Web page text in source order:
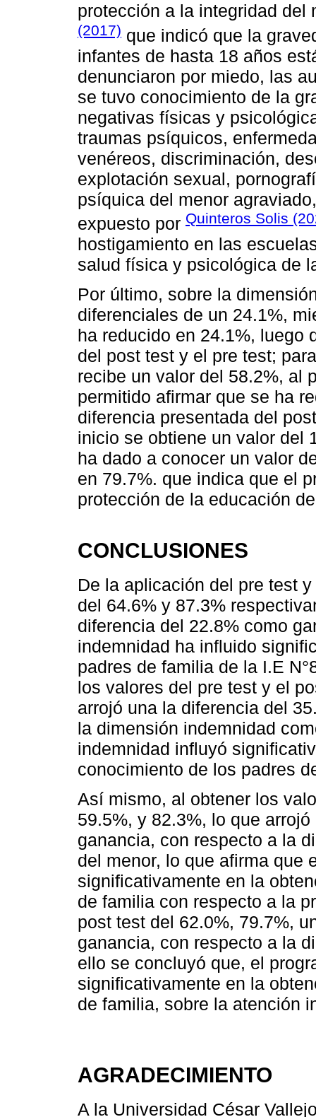
protección a la integridad
(2017) que indicó que la
infantes de hasta 18 años
denunciaron por miedo, las
se tuvo conocimiento de la
negativas físicas y
traumas psíquicos,
venéreos, discriminación,
explotación sexual,
psíquica del menor
expuesto por Quinteros Solis
hostigamiento en las
salud física y psicológica de
Por último, sobre la
diferenciales de un 24.1%,
ha reducido en 24.1%, luego
del post test y el pre test;
recibe un valor del 58.2%, al
permitido afirmar que se ha
diferencia presentada del
inicio se obtiene un valor del
ha dado a conocer un valor
en 79.7%. que indica que el
protección de la educación
CONCLUSIONES
De la aplicación del pre test
del 64.6% y 87.3%
diferencia del 22.8% como
indemnidad ha influido
padres de familia de la I.E
los valores del pre test y el
arrojó una la diferencia del
la dimensión indemnidad
indemnidad influyó
conocimiento de los padres
Así mismo, al obtener los
59.5%, y 82.3%, lo que
ganancia, con respecto a la
del menor, lo que afirma que
significativamente en la
de familia con respecto a la
post test del 62.0%, 79.7%,
ganancia, con respecto a la
ello se concluyó que, el
significativamente en la
de familia, sobre la atención
AGRADECIMIENTO
A la Universidad César